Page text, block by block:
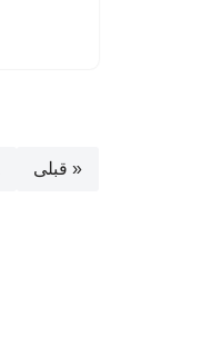
« قبلی